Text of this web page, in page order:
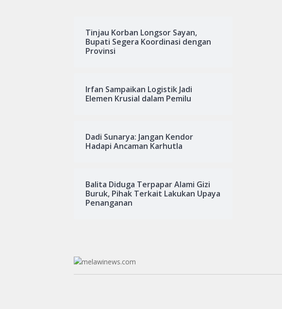
Tinjau Korban Longsor Sayan,
Bupati Segera Koordinasi dengan
Provinsi
Irfan Sampaikan Logistik Jadi
Elemen Krusial dalam Pemilu
Dadi Sunarya: Jangan Kendor
Hadapi Ancaman Karhutla
Balita Diduga Terpapar Alami Gizi
Buruk, Pihak Terkait Lakukan Upaya
Penanganan